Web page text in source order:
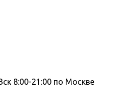
8:00-21:00 по Москве